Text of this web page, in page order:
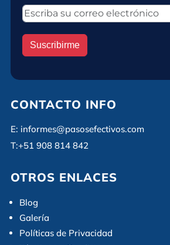
Suscribirme
CONTACTO INFO
E: informes@pasosefectivos.com
T:+51 908 814 842
OTROS ENLACES
Blog
Galería
Políticas de Privacidad